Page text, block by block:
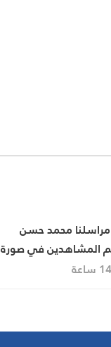
محمد حسن
المشاهدين في صورة
في إيران،